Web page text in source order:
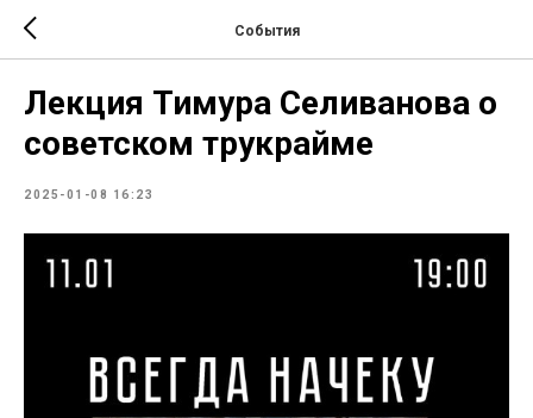
События
Лекция Тимура Селиванова о
советском трукрайме
2025-01-08 16:23